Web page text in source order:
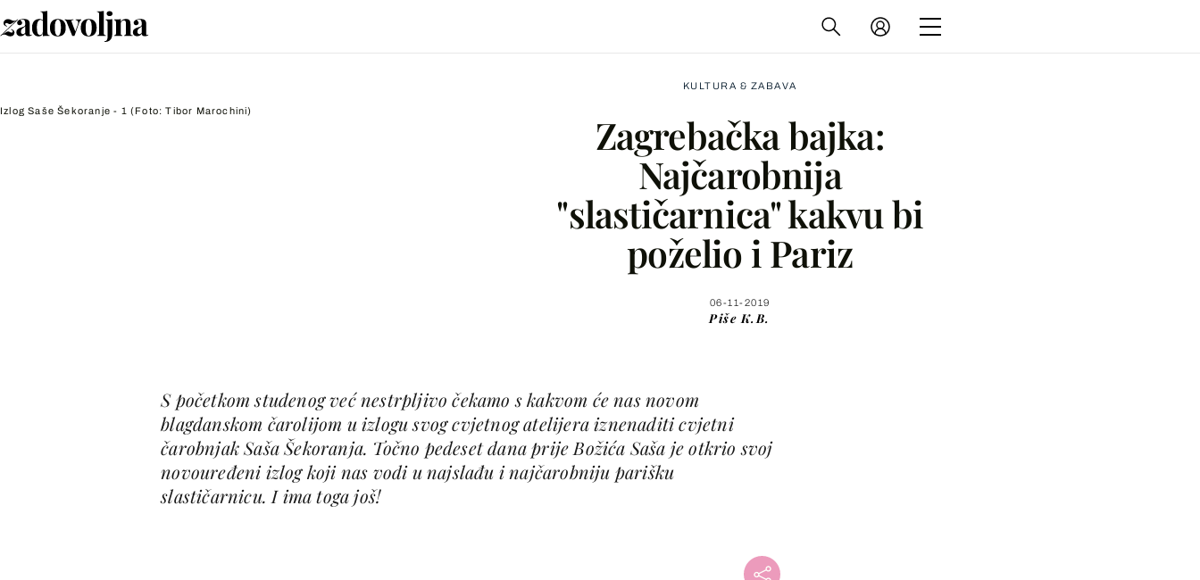
Izlog Saše Šekoranje - 1 (Foto: Tibor Marochini)
KULTURA & ZABAVA
Zagrebačka bajka:
Najčarobnija
"slastičarnica" kakvu bi
poželio i Pariz
06-11-2019
Piše K.B.
S početkom studenog već nestrpljivo čekamo s kakvom će nas novom
blagdanskom čarolijom u izlogu svog cvjetnog atelijera iznenaditi cvjetni
čarobnjak Saša Šekoranja. Točno pedeset dana prije Božića Saša je otkrio svoj
novouređeni izlog koji nas vodi u najslađu i najčarobniju parišku
slastičarnicu. I ima toga još!
Facebook